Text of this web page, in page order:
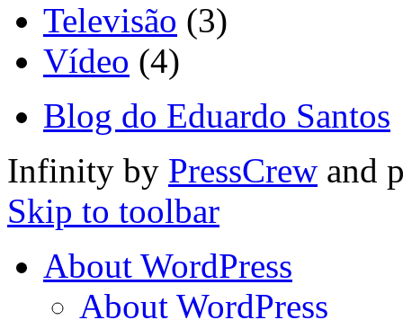
Televisão (3)
Vídeo (4)
Blog do Eduardo Santos
Infinity by PressCrew and
Skip to toolbar
About WordPress
About WordPress